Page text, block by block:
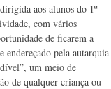
aos alunos do 1º
com vários
de ficarem a
endereçado pela autarquia
um meio de
de qualquer criança ou